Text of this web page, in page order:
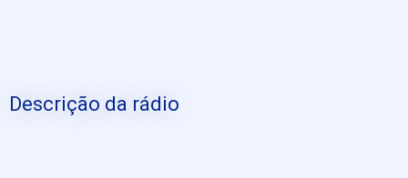
Descrição da rádio